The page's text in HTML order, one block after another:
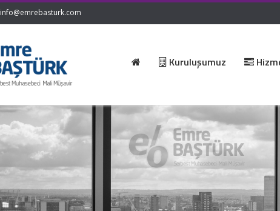
info@emrebasturk.com
Kuruluşumuz